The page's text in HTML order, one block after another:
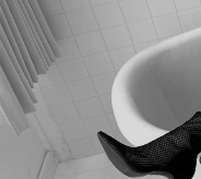
価格（税込）